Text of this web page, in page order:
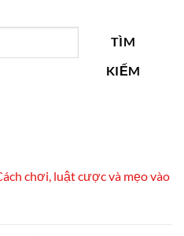
TÌM
KIẾM
chơi, luật cược và mẹo vào